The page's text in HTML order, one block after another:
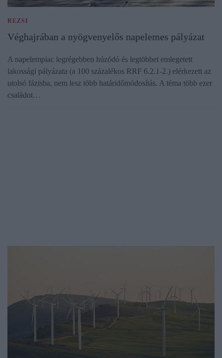
REZSI
Véghajrában a nyögvenyelős napelemes pályázat
A napelempiac legrégebben húzódó és legtöbbet emlegetett
lakossági pályázata (a 100 százalékos RRF 6.2.1-2.) elérkezett az
utolsó fázisba, nem lesz több határidőmódosítás. A téma több ezer
családot…